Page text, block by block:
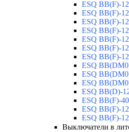
ESQ BB(F)-
ESQ BB(F)-
ESQ BB(F)-
ESQ BB(F)-
ESQ ВВ(F)-
ESQ ВВ(F)-
ESQ BB(F)-
ESQ
ESQ
ESQ
ESQ BB(D)-
ESQ ВВ(F)-
ESQ ВВ(F)-
ESQ ВВ(F)-
Выключатели в